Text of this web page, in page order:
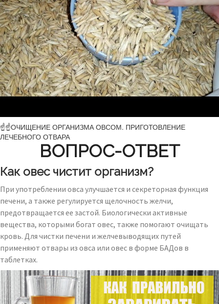
☝☝ОЧИЩЕНИЕ ОРГАНИЗМА ОВСОМ. ПРИГОТОВЛЕНИЕ
ЛЕЧЕБНОГО ОТВАРА
ВОПРОС-ОТВЕТ
Как овес чистит организм?
При употреблении овса улучшается и секреторная функция
печени, а также регулируется щелочность желчи,
предотвращается ее застой. Биологически активные
вещества, которыми богат овес, также помогают очищать
кровь. Для чистки печени и желчевыводящих путей
применяют отвары из овса или овес в форме БАДов в
таблетках.